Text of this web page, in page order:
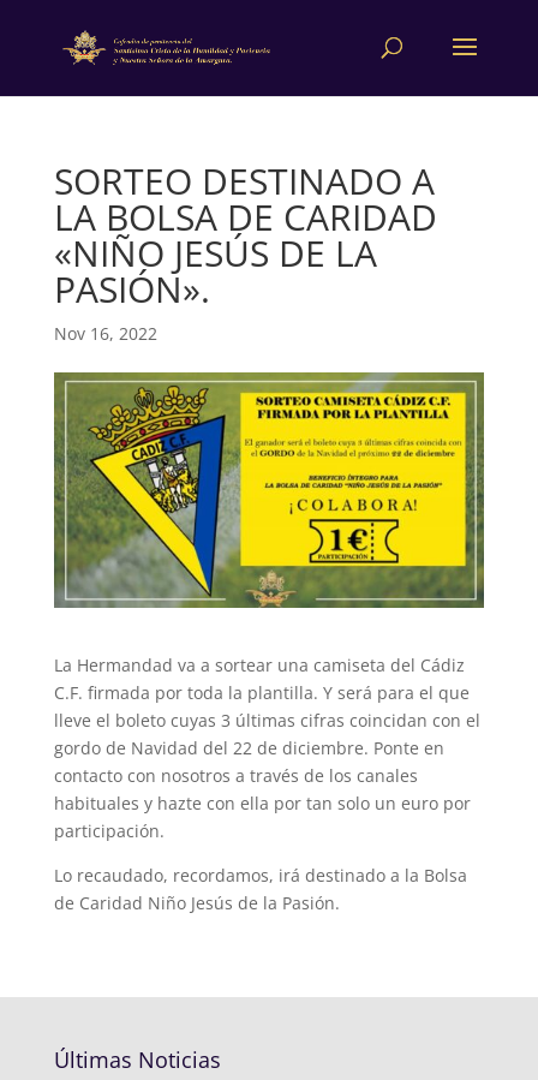
SORTEO DESTINADO A
LA BOLSA DE CARIDAD
«NIÑO JESÚS DE LA
PASIÓN».
Nov 16, 2022
La Hermandad va a sortear una camiseta del Cádiz
C.F. firmada por toda la plantilla. Y será para el que
lleve el boleto cuyas 3 últimas cifras coincidan con el
gordo de Navidad del 22 de diciembre. Ponte en
contacto con nosotros a través de los canales
habituales y hazte con ella por tan solo un euro por
participación.
Lo recaudado, recordamos, irá destinado a la Bolsa
de Caridad Niño Jesús de la Pasión.
Últimas Noticias